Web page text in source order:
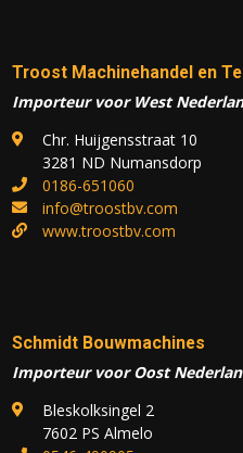
Troost Machinehandel en
Importeur voor West
Chr. Huijgensstraat 10
3281 ND Numansdorp
0186-651060
info@troostbv.com
www.troostbv.com
Schmidt Bouwmachines
Importeur voor Oost
Bleskolksingel 2
7602 PS Almelo